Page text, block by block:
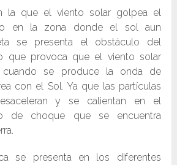
la que el viento solar golpea el
en la zona donde el sol aun
se presenta el obstáculo del
que provoca que el viento solar
cuando se produce la onda de
con el Sol. Ya que las partículas
y se calientan en el
de choque que se encuentra
se presenta en los diferentes